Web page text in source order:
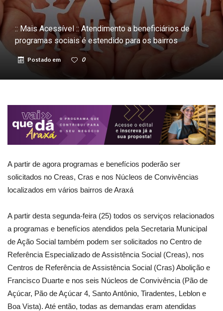
:: Mais Acessível :: Atendimento a beneficiários de
programas sociais é estendido para os bairros
Postado em 0
A partir de agora programas e benefícios poderão ser
solicitados no Creas, Cras e nos Núcleos de Convivências
localizados em vários bairros de Araxá
A partir desta segunda-feira (25) todos os serviços relacionados
a programas e benefícios atendidos pela Secretaria Municipal
de Ação Social também podem ser solicitados no Centro de
Referência Especializado de Assistência Social (Creas), nos
Centros de Referência de Assistência Social (Cras) Abolição e
Francisco Duarte e nos seis Núcleos de Convivência (Pão de
Açúcar, Pão de Açúcar 4, Santo Antônio, Tiradentes, Leblon e
Boa Vista). Até então, todas as demandas eram atendidas